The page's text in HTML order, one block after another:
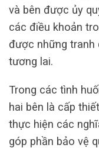
và bên được ủy
các điều khoản
được những tranh
tương lai.
Trong các tình
hai bên là cấp
thực hiện các
góp phần bảo vệ